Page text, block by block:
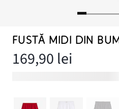
FUSTĂ MIDI DIN
169,90 lei